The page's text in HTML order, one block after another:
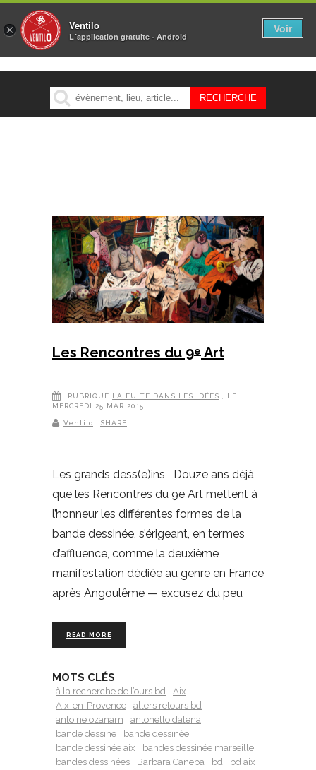
MENU
Les Rencontres du 9e Art
RUBRIQUE LA FUITE DANS LES IDÉES
, LE
MERCREDI 25 MAR 2015
Ventilo SHARE
Les grands dess(e)ins Douze ans déjà
que les Rencontres du 9e Art mettent à
l’honneur les différentes formes de la
bande dessinée, s’érigeant, en termes
d’affluence, comme la deuxième
manifestation dédiée au genre en France
après Angoulême — excusez du peu
READ MORE
MOTS CLÉS
à la recherche de l’ours bd
Aix
Aix-en-Provence
allers retours bd
antoine ozanam
antonello dalena
bande dessine
bande dessinée
bande dessinée aix
bandes dessinée marseille
bandes dessinées
Barbara Canepa bd
bd aix
× Ventilo
L´application gratuite - Android
Voir